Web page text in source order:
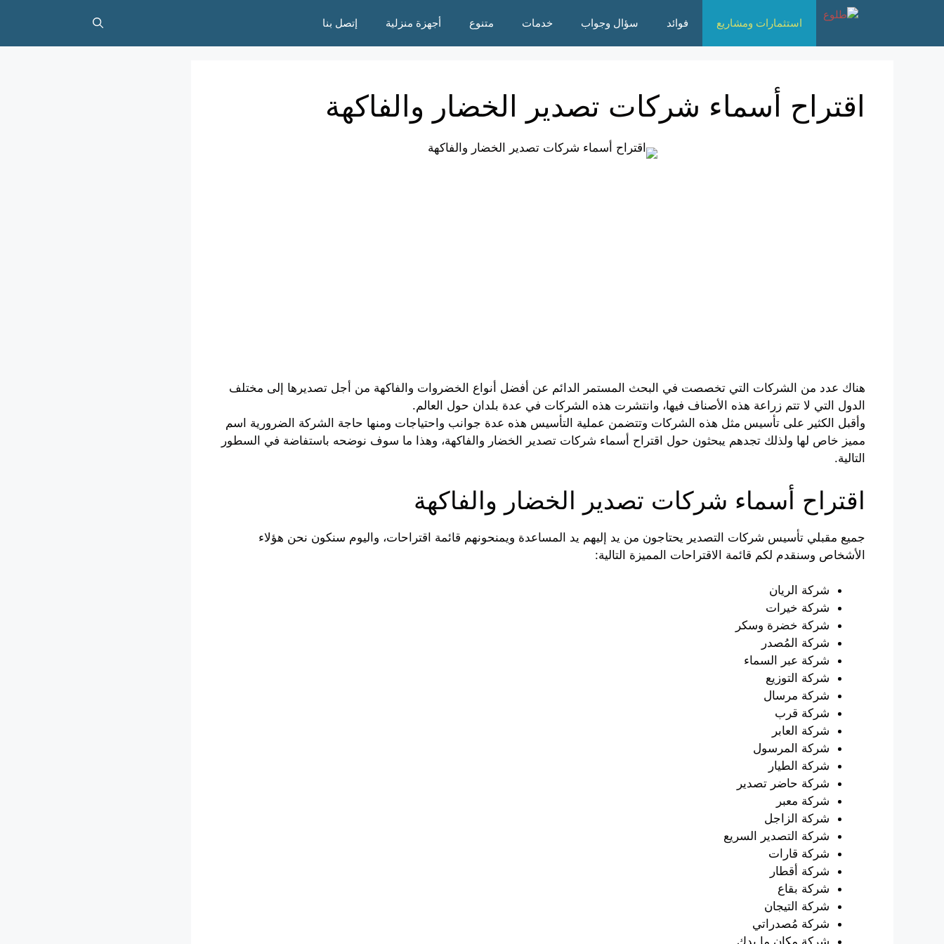
المحتوى
استثمارات ومشاريع فوائد سؤال وجواب خدمات متنوع أجهزة منزلية إتصل بنا
اقتراح أسماء شركات تصدير الخضار والفاكهة
هناك عدد من الشركات التي تخصصت في البحث المستمر الدائم عن أفضل أنواع الخضروات والفاكهة من أجل تصديرها إلى مختلف
الدول التي لا تتم زراعة هذه الأصناف فيها، وانتشرت هذه الشركات في عدة بلدان حول العالم.
وأقبل الكثير على تأسيس مثل هذه الشركات وتتضمن عملية التأسيس هذه عدة جوانب واحتياجات ومنها حاجة الشركة الضرورية اسم
مميز خاص لها ولذلك تجدهم يبحثون حول اقتراح أسماء شركات تصدير الخضار والفاكهة، وهذا ما سوف نوضحه باستفاضة في السطور
التالية.
اقتراح أسماء شركات تصدير الخضار والفاكهة
جميع مقبلي تأسيس شركات التصدير يحتاجون من يد إليهم يد المساعدة ويمنحونهم قائمة اقتراحات، واليوم سنكون نحن هؤلاء
الأشخاص وسنقدم لكم قائمة الاقتراحات المميزة التالية:
شركة الريان
شركة خيرات
شركة خضرة وسكر
شركة المُصدر
شركة عبر السماء
شركة التوزيع
شركة مرسال
شركة قرب
شركة العابر
شركة المرسول
شركة الطيار
شركة حاضر تصدير
شركة معبر
شركة الزاجل
شركة التصدير السريع
شركة قارات
شركة أقطار
شركة بقاع
شركة التيجان
شركة مُصدراتي
شركة مكان ما بدك